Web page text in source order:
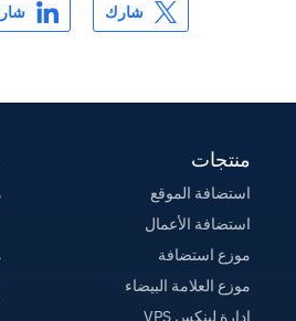
شارك
منتجات
استضافة الموقع
استضافة الأعمال
موزع استضافة
موزع العلامة البيضاء
إدارة لينكس VPS